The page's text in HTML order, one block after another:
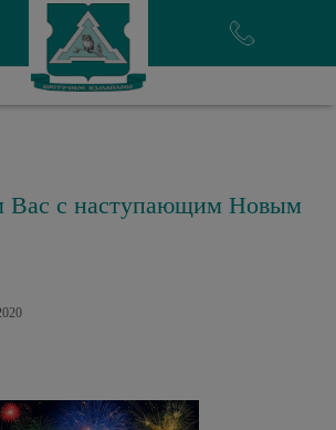
Вас с наступающим Новым